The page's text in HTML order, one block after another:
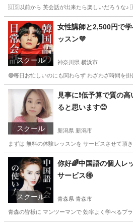
🇺🇸以前から 英会話が出来たら楽しいだろうな♪
宮城 仙台市 英会話 マンツーマン
スクール
女性講師と2,500円で
ッスン💜
神奈川県 横浜市
🟢毎日お忙しいのにも関わらず わざわざ時間を
神奈川 横浜市 韓国語 レッスン
スクール
見事に❗低予算で質の
ると思います😊
新潟県 新潟市
まずは 無料の体験レッスンを サービスさせて
新潟 新潟市 韓国語 レッスン
スクール
你好🌈中国語の個人
サービス🉐
青森県 青森市
青森の皆様に マンツーマンで 効率よく学べるプ